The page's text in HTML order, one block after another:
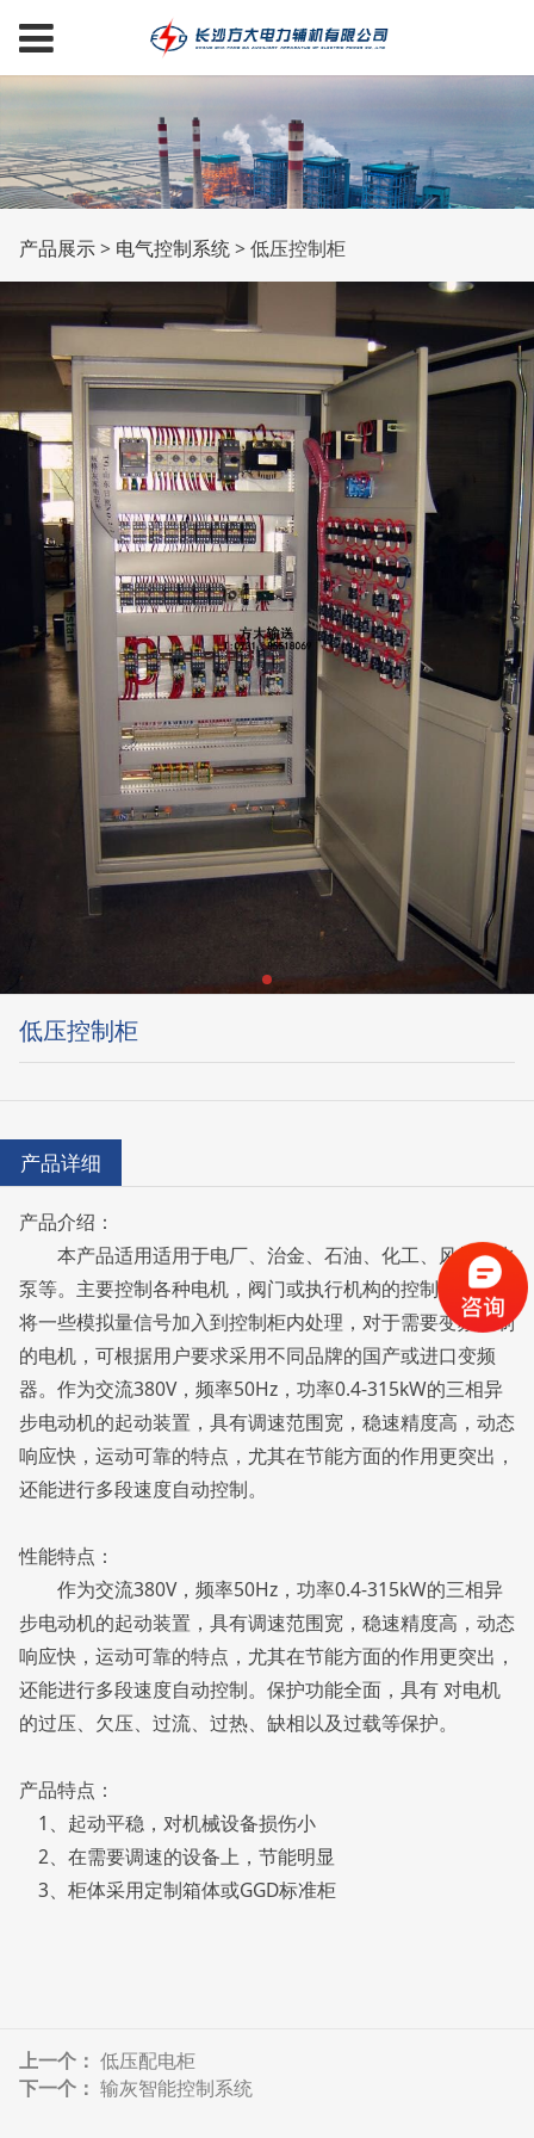
低压控制柜
产品展示> 电气控制系统>低压控制柜
低压控制柜
产品详细
产品介绍：
本产品适用适用于电厂、治金、石油、化工、风机、水
泵等。主要控制各种电机，阀门或执行机构的控制，也可以
将一些模拟量信号加入到控制柜内处理，对于需要变频控制
的电机，可根据用户要求采用不同品牌的国产或进口变频
器。作为交流380V，频率50Hz，功率0.4-315kW的三相异
步电动机的起动装置，具有调速范围宽，稳速精度高，动态
响应快，运动可靠的特点，尤其在节能方面的作用更突出，
还能进行多段速度自动控制。
性能特点：
作为交流380V，频率50Hz，功率0.4-315kW的三相异
步电动机的起动装置，具有调速范围宽，稳速精度高，动态
响应快，运动可靠的特点，尤其在节能方面的作用更突出，
还能进行多段速度自动控制。保护功能全面，具有 对电机
的过压、欠压、过流、过热、缺相以及过载等保护。
产品特点：
1、起动平稳，对机械设备损伤小
2、在需要调速的设备上，节能明显
3、柜体采用定制箱体或GGD标准柜
上一个： 低压配电柜
下一个： 输灰智能控制系统